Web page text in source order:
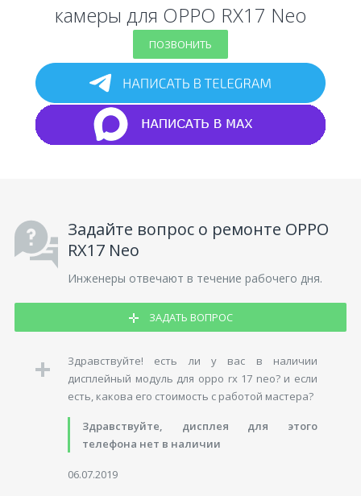
камеры для OPPO RX17 Neo
ПОЗВОНИТЬ
Задайте вопрос о ремонте OPPO
RX17 Neo
Инженеры отвечают в течение рабочего дня.
ЗАДАТЬ ВОПРОС
Здравствуйте! есть ли у вас в наличии
дисплейный модуль для oppo rx 17 neo? и если
есть, какова его стоимость с работой мастера?
Здравствуйте, дисплея для этого
телефона нет в наличии
06.07.2019